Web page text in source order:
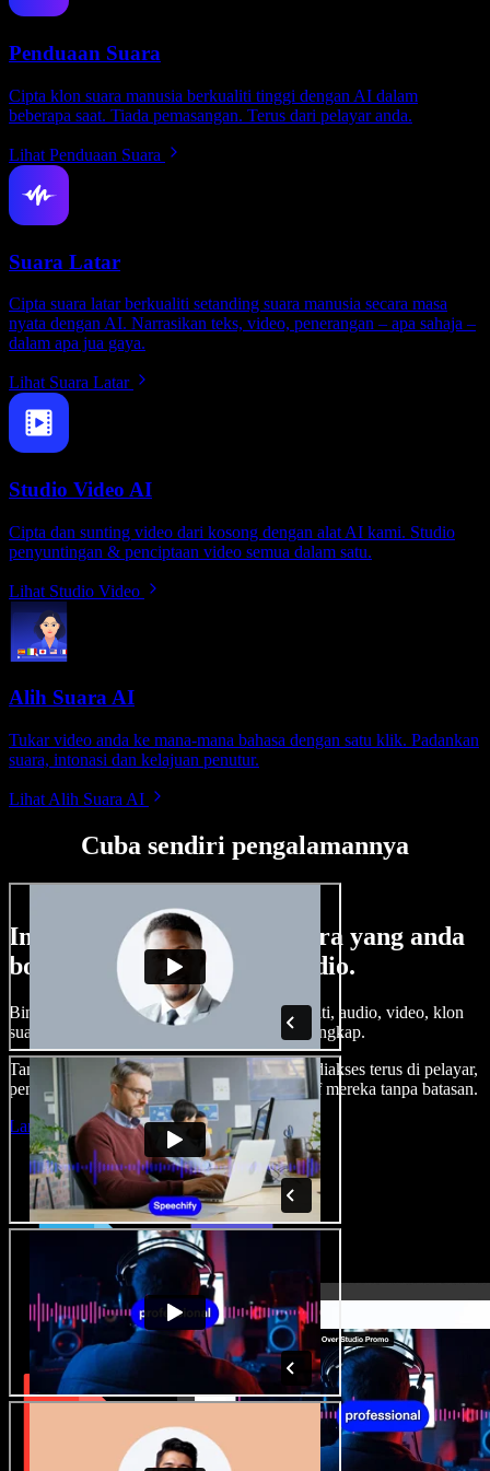
Penduaan Suara
Cipta klon suara manusia berkualiti tinggi dengan AI dalam
beberapa saat. Tiada pemasangan. Terus dari pelayar anda.
Lihat Penduaan Suara
Suara Latar
Cipta suara latar berkualiti setanding suara manusia secara masa
nyata dengan AI. Narrasikan teks, video, penerangan – apa sahaja –
dalam apa jua gaya.
Lihat Suara Latar
Studio Video AI
Cipta dan sunting video dari kosong dengan alat AI kami. Studio
penyuntingan & penciptaan video semua dalam satu.
Lihat Studio Video
Alih Suara AI
Tukar video anda ke mana-mana bahasa dengan satu klik. Padankan
suara, intonasi dan kelajuan penutur.
Lihat Alih Suara AI
Cuba sendiri pengalamannya
Ini hanya sebahagian perkara yang anda
boleh buat di Speechify Studio.
Bina suara latar, tambah imej stok tanpa royalti, audio, video, klon
suara anda, untuk projek audio video yang lengkap.
Tanpa keluk pembelajaran dan semua boleh diakses terus di pelayar,
pencipta boleh realisasikan segala idea kreatif mereka tanpa batasan.
Lancarkan Studio